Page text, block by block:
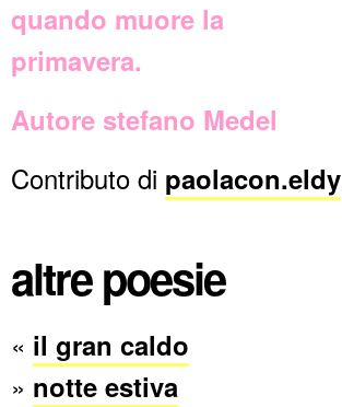
quando muore la
primavera.
Autore stefano Medel
Contributo di paolacon.eldy
altre poesie
« il gran caldo
» notte estiva